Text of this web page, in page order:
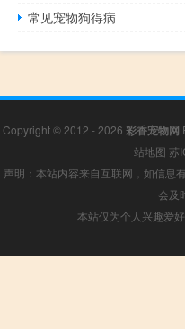
常见宠物狗得病
Copyright © 2012 - 2026 彩香宠物网
站地图 苏
声明：本站内容来自互联网，如信息
会及
本站仅为个人兴趣爱